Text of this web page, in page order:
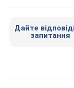
Дайте
запитання